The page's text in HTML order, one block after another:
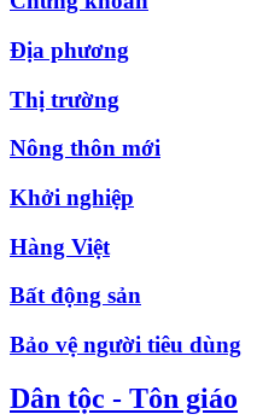
Địa phương
Thị trường
Nông thôn mới
Khởi nghiệp
Hàng Việt
Bất động sản
Bảo vệ người tiêu dùng
Dân tộc - Tôn giáo